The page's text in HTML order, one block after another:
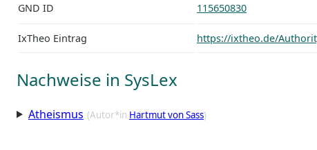
GND ID 115650830
IxTheo Eintrag https://ixtheo.de/
Nachweise in SysLex
Atheismus (Autor*in Hartmut von Sass)